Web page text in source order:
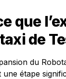
que
de
du
une étape